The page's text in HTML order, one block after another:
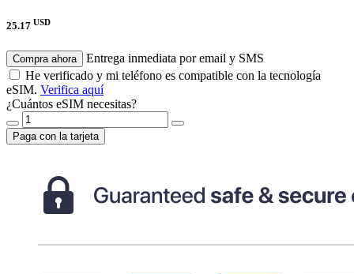
25.17 USD
Compra ahora
Entrega inmediata por email y SMS
He verificado y mi teléfono es compatible con la tecnología
eSIM. Verifica aquí
¿Cuántos eSIM necesitas?
Paga con la tarjeta